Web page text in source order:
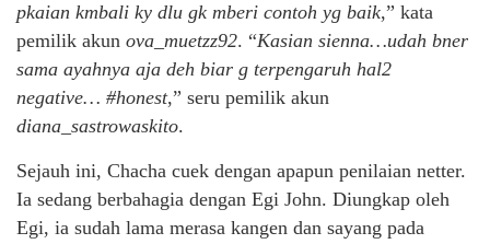
pkaian kmbali ky dlu gk mberi contoh yg baik,” kata
pemilik akun ova_muetzz92. “Kasian sienna…udah bner
sama ayahnya aja deh biar g terpengaruh hal2
negative… #honest,” seru pemilik akun
diana_sastrowaskito.
Sejauh ini, Chacha cuek dengan apapun penilaian netter.
Ia sedang berbahagia dengan Egi John. Diungkap oleh
Egi, ia sudah lama merasa kangen dan sayang pada